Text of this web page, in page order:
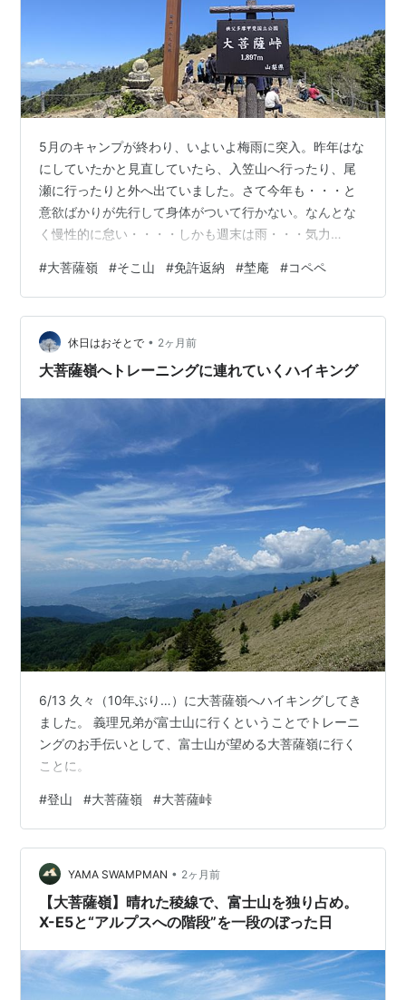
5月のキャンプが終わり、いよいよ梅雨に突入。昨年はな
にしていたかと見直していたら、入笠山へ行ったり、尾
瀬に行ったりと外へ出ていました。さて今年も・・・と
意欲ばかりが先行して身体がついて行かない。なんとな
く慢性的に怠い・・・・しかも週末は雨・・・気力
鼻水、くしゃみ、鼻づまり、ぼーっとする。これ、完全
に花粉症と同じ状況。6月に？？？？？？？熱もでない
し。唯一違うのが喉の痛みと痰が絡んで鼻声が続く。こ
れがけっこう2週間以上続いていて、とてもアウトドアな
感じじゃない。という状況で、6月は登山に1度も行かな
#大菩薩嶺 #そこ山 #免許返納 #埜庵 #コペペ
休日はおそとで • 2ヶ月前
大菩薩嶺へトレーニングに連れていくハイキング
6/13 久々（10年ぶり…）に大菩薩嶺へハイキングしてき
ました。 義理兄弟が富士山に行くということでトレーニ
ングのお手伝いとして、富士山が望める大菩薩嶺に行く
ことに。
#登山 #大菩薩嶺 #大菩薩峠
YAMA SWAMPMAN • 2ヶ月前
【大菩薩嶺】晴れた稜線で、富士山を独り占め。
X-E5と“アルプスへの階段”を一段のぼった日